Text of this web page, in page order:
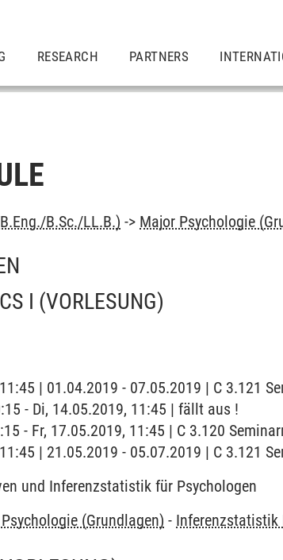
RESEARCH PARTNERS
B.Sc./LL.B.) -> Major Psychologie
I (VORLESUNG)
| 01.04.2019 - 07.05.2019 | C 3.121
- Di, 14.05.2019, 11:45 | fällt aus !
- Fr, 17.05.2019, 11:45 | C 3.120
| 21.05.2019 - 05.07.2019 | C 3.121
und Inferenzstatistik für Psychologen
(Grundlagen) - Inferenzstatistik